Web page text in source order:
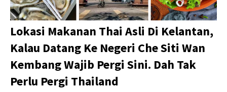
Lokasi Makanan Thai Asli Di Kelantan,
Kalau Datang Ke Negeri Che Siti Wan
Kembang Wajib Pergi Sini. Dah Tak
Perlu Pergi Thailand